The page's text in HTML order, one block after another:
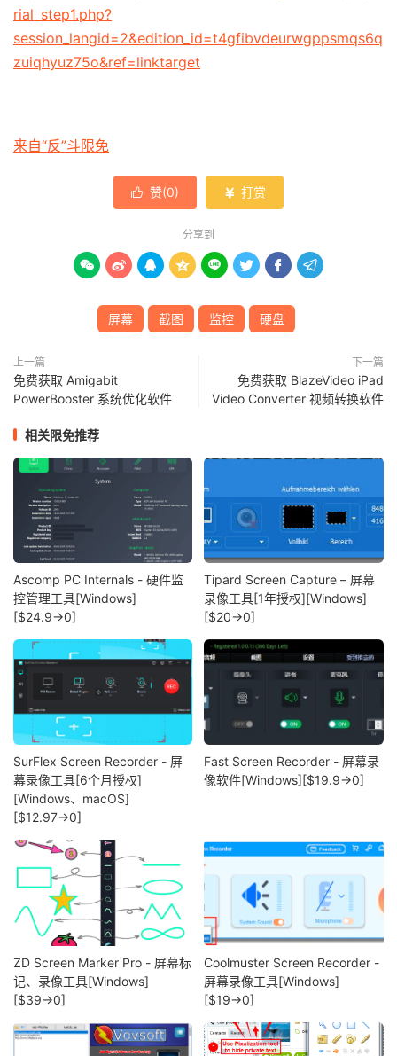
rial_step1.php?
session_langid=2&edition_id=t4gfibvdeurwgppsmqs6q
zuiqhyuz75o&ref=linktarget
来自“反”斗限免
 赞(0)  打赏
分享到
       
屏幕 截图 监控 硬盘
上一篇
免费获取 Amigabit
PowerBooster 系统优化软件
下一篇
免费获取 BlazeVideo iPad
Video Converter 视频转换软件
相关限免推荐
Ascomp PC Internals - 硬件监
控管理工具[Windows]
[$24.9→0]
Tipard Screen Capture – 屏幕
录像工具[1年授权][Windows]
[$20→0]
SurFlex Screen Recorder - 屏
幕录像工具[6个月授权]
[Windows、macOS]
[$12.97→0]
Fast Screen Recorder - 屏幕录
像软件[Windows][$19.9→0]
ZD Screen Marker Pro - 屏幕标
记、录像工具[Windows]
[$39→0]
Coolmuster Screen Recorder -
屏幕录像工具[Windows]
[$19→0]